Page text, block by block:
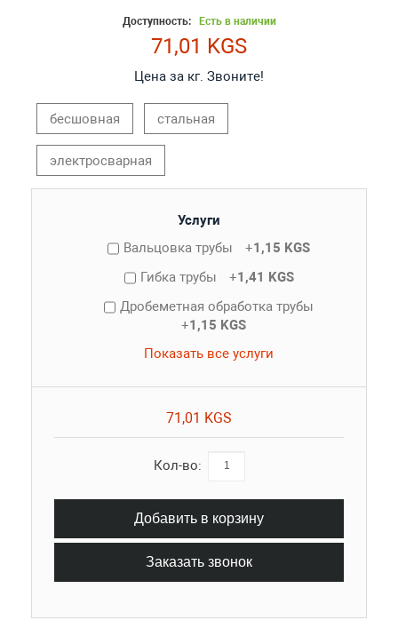
Доступность: Есть в наличии
71,01 KGS
Цена за кг. Звоните!
бесшовная стальная
электросварная
Услуги
Вальцовка трубы
+1,15 KGS
Гибка трубы
+1,41 KGS
Дробеметная обработка трубы
+1,15 KGS
Показать все услуги
71,01 KGS
Кол-во:
Добавить в корзину
Заказать звонок